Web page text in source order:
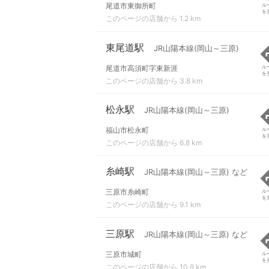
尾道市東御所町
このページの店舗から 1.2 km
ル
を
東尾道駅 JR山陽本線(岡山～三原)
尾道市高須町字東新涯
このページの店舗から 3.8 km
ル
を
松永駅 JR山陽本線(岡山～三原)
福山市松永町
このページの店舗から 6.8 km
ル
を
糸崎駅 JR山陽本線(岡山～三原) など
三原市糸崎町
このページの店舗から 9.1 km
ル
を
三原駅 JR山陽本線(岡山～三原) など
三原市城町
このページの店舗から 10.9 km
ル
を